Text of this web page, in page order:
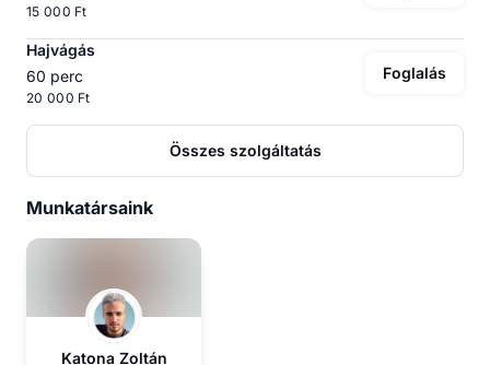
15 000 Ft
Hajvágás
60 perc
20 000 Ft
Foglalás
Összes szolgáltatás
Munkatársaink
Katona Zoltán